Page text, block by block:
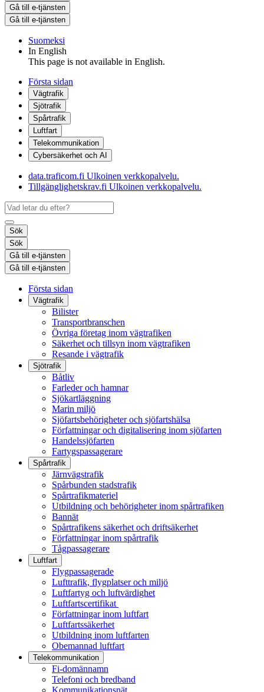
Gå till e-tjänsten
Gå till e-tjänsten
Suomeksi
In English
This page is not available in English.
Första sidan
Vägtrafik
Sjötrafik
Spårtrafik
Luftfart
Telekommunikation
Cybersäkerhet och AI
data.traficom.fi Ulkoinen verkkopalvelu.
Tillgänglighetskrav.fi Ulkoinen verkkopalvelu.
Sök
Sök
Gå till e-tjänsten
Gå till e-tjänsten
Första sidan
Vägtrafik
Bilister
Transportbranschen
Övriga företag inom vägtrafiken
Säkerhet och tillsyn inom vägtrafiken
Resande i vägtrafik
Sjötrafik
Båtliv
Farleder och hamnar
Sjökartläggning
Marin miljö
Sjöfartsbehörigheter och sjöfartshälsa
Författningar och digitalisering inom sjöfarten
Handelssjöfarten
Fartygspassagerare
Spårtrafik
Järnvägstrafik
Spårbunden stadstrafik
Spårtrafikmateriel
Utbildning och behörigheter inom spårtrafiken
Bannät
Spårtrafikens säkerhet och driftsäkerhet
Författningar inom spårtrafik
Tågpassagerare
Luftfart
Flygpassagerade
Lufttrafik, flygplatser och miljö
Luftfartyg och luftvärdighet
Luftfartscertifikat
Författningar inom luftfart
Luftfartssäkerhet
Utbildning inom luftfarten
Obemannad luftfart
Telekommunikation
Fi-domännamn
Telefoni och bredband
Kommunikationsnät